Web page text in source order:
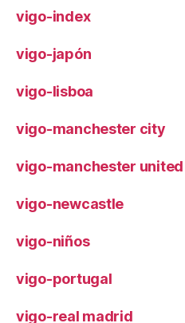
vigo-index
vigo-japón
vigo-lisboa
vigo-manchester city
vigo-manchester united
vigo-newcastle
vigo-niños
vigo-portugal
vigo-real madrid